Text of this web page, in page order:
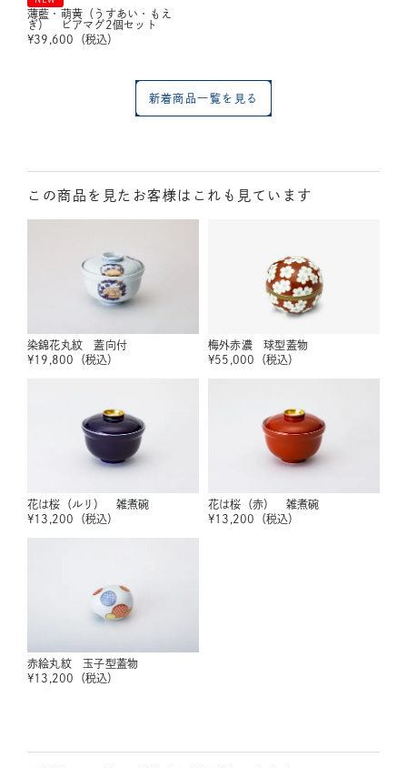
薄藍・萌黄（うすあい・もえ
ぎ） ビアマグ2個セット
¥39,600 （税込）
新着商品一覧を見る
この商品を見たお客様はこれも見ています
染錦花丸紋 蓋向付
¥19,800 （税込）
梅外赤濃 球型蓋物
¥55,000 （税込）
花は桜（ルリ） 雑煮碗
¥13,200 （税込）
花は桜（赤） 雑煮碗
¥13,200 （税込）
赤絵丸紋 玉子型蓋物
¥13,200 （税込）